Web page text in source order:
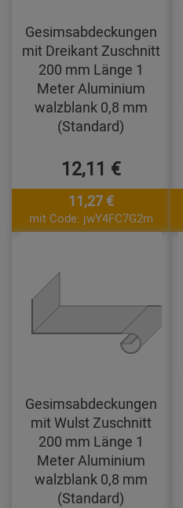
Gesimsabdeckungen
mit Dreikant Zuschnitt
200 mm Länge 1
Meter Aluminium
walzblank 0,8 mm
(Standard)
12,11 €
11,27 €
mit Code: jwY4FC7G2m
Gesimsabdeckungen
mit Wulst Zuschnitt
200 mm Länge 1
Meter Aluminium
walzblank 0,8 mm
(Standard)